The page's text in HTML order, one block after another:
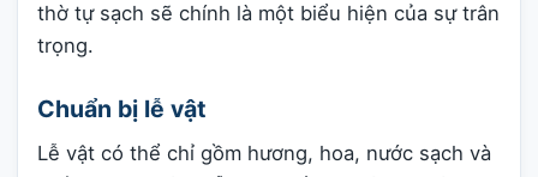
thờ tự sạch sẽ chính là một biểu hiện của sự trân
trọng.
Chuẩn bị lễ vật
Lễ vật có thể chỉ gồm hương, hoa, nước sạch và